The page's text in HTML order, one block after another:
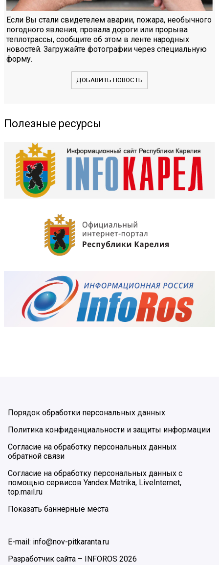
Если Вы стали свидетелем аварии, пожара, необычного
погодного явления, провала дороги или прорыва
теплотрассы, сообщите об этом в ленте народных
новостей. Загружайте фотографии через специальную
форму.
ДОБАВИТЬ НОВОСТЬ
Полезные ресурсы
Порядок обработки персональных данных
Политика конфиденциальности и защиты информации
Согласие на обработку персональных данных
обратной связи
Согласие на обработку персональных данных с
помощью сервисов Yandex.Metrika, LiveInternet,
top.mail.ru
Показать баннерные места
E-mail: info@nov-pitkaranta.ru
Разработчик сайта –
INFOROS 2026